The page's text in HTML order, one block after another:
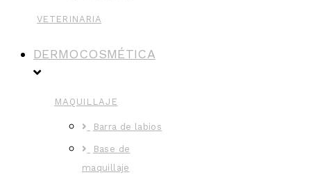
VETERINARIA
DERMOCOSMÉTICA
MAQUILLAJE
Barra de labios
Base de
maquillaje